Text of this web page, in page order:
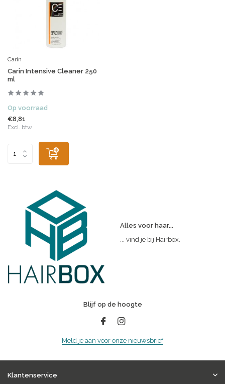
Carin
Carin Intensive Cleaner 250
ml
Op voorraad
€8,81
Excl. btw
Alles voor haar...
... vind je bij Hairbox.
Blijf op de hoogte
Meld je aan voor onze nieuwsbrief
Klantenservice